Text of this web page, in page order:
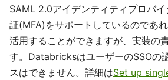
SAML 2.0アイデンティティプロバ
証(MFA)をサポートしているのであ
活用することができますが、実装の
す。DatabricksはユーザーのSSOの
スはできません。詳細はSet up